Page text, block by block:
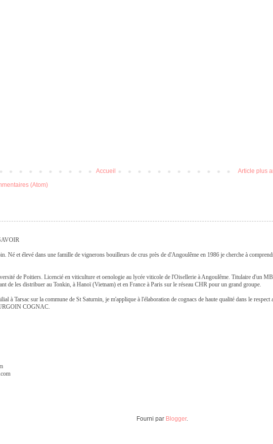
Article plus
Accueil
(Atom)
Né et élevé dans une famille de vignerons bouilleurs de crus près de d'Angoulême en 1986 je cherche à
de Poitiers. Licencié en viticulture et oenologie au lycée viticole de l'Oisellerie à Angoulême. Titulaire d'un
de les distribuer au Tonkin, à Hanoï (Vietnam) et en France à Paris sur le réseau CHR pour un grand groupe.
à Tarsac sur la commune de St Saturnin, je m'applique à l'élaboration de cognacs de haute qualité dans le
COGNAC.
Fourni par Blogger.